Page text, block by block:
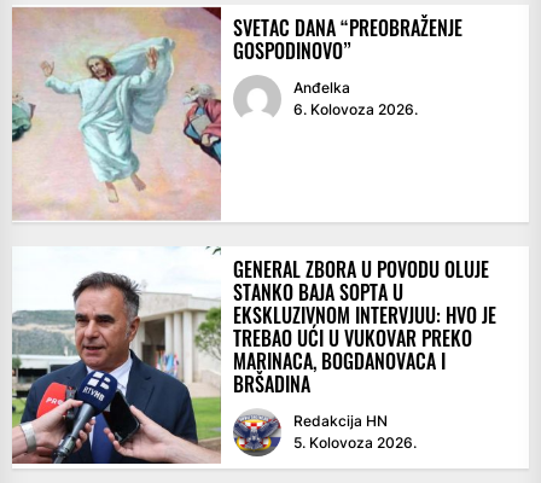
SVETAC DANA “PREOBRAŽENJE
GOSPODINOVO”
Anđelka
6. Kolovoza 2026.
GENERAL ZBORA U POVODU OLUJE
STANKO BAJA SOPTA U
EKSKLUZIVNOM INTERVJUU: HVO JE
TREBAO UĆI U VUKOVAR PREKO
MARINACA, BOGDANOVACA I
BRŠADINA
Redakcija HN
5. Kolovoza 2026.